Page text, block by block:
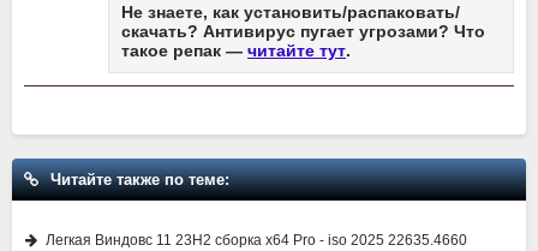
Не знаете, как установить/распаковать/
скачать? Антивирус пугает угрозами? Что
такое репак — читайте тут.
Читайте также по теме:
Легкая Виндовс 11 23H2 сборка x64 Pro - iso 2025 22635.4660